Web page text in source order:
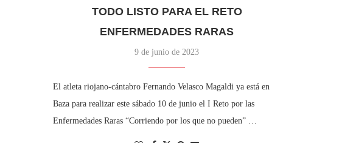
TODO LISTO PARA EL RETO
ENFERMEDADES RARAS
9 de junio de 2023
El atleta riojano-cántabro Fernando Velasco Magaldi ya está en
Baza para realizar este sábado 10 de junio el I Reto por las
Enfermedades Raras “Corriendo por los que no pueden” …